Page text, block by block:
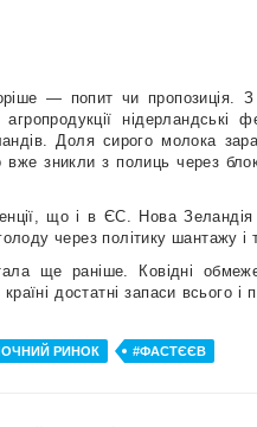
— попит чи пропозиція.
нідерландські
Доля сирого молока
зникли з полиць через
що і в ЄС. Нова
через політику шантажу і
ще раніше. Ковідні
достатні запаси всього
РИНОК #ФАСТЄЄВ